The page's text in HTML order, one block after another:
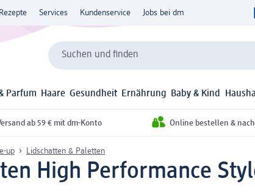
Rezepte Services Kundenservice Jobs bei dm
Suchen und finden
Parfum Haare Gesundheit Ernährung Baby & Kind
ab 59 € mit dm-Konto Online bestellen &
up Lidschatten & Paletten
High Performance